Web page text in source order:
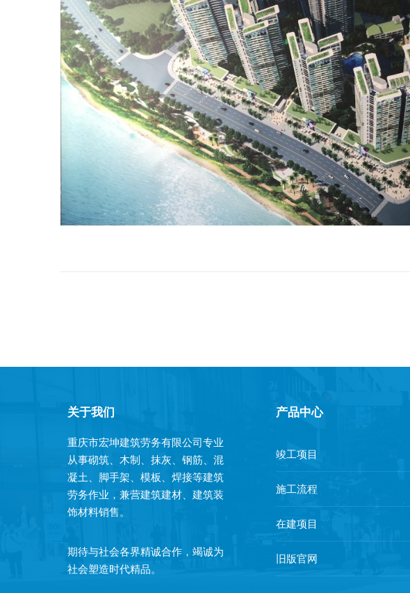
关于我们
重庆市宏坤建筑劳务有限公司专业
从事砌筑、木制、抹灰、钢筋、混
凝土、脚手架、模板、焊接等建筑
劳务作业，兼营建筑建材、建筑装
饰材料销售。
期待与社会各界精诚合作，竭诚为
社会塑造时代精品。
产品中心
竣工项目
施工流程
在建项目
旧版官网